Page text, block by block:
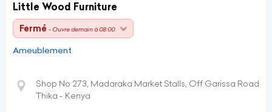
Little Wood Furniture
Fermé - Ouvre demain à 08:00
Ameublement
Shop No 273, Madaraka Market Stalls, Off Garissa Road
Thika - Kenya